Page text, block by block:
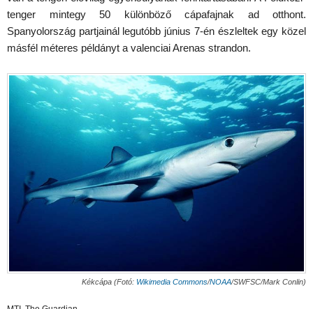
tenger mintegy 50 különböző cápafajnak ad otthont.
Spanyolország partjainál legutóbb június 7-én észleltek egy közel
másfél méteres példányt a valenciai Arenas strandon.
Kékcápa (Fotó: Wikimedia Commons/NOAA/SWFSC/Mark Conlin)